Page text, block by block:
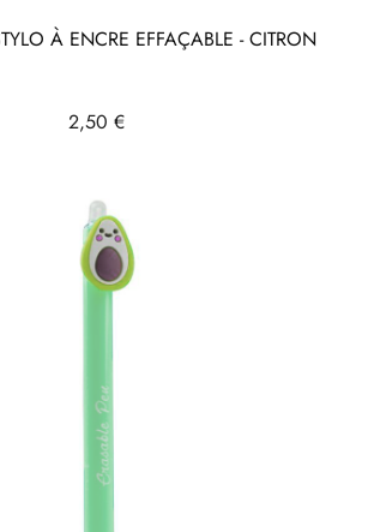
À ENCRE EFFAÇABLE - CITRON
Prix
2,50 €